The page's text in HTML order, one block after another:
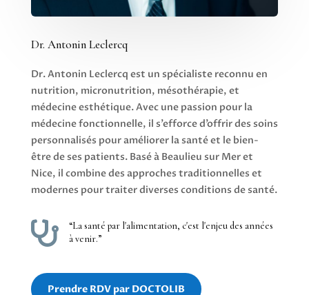
Dr. Antonin Leclercq
Dr. Antonin Leclercq est un spécialiste reconnu en
nutrition, micronutrition, mésothérapie, et
médecine esthétique. Avec une passion pour la
médecine fonctionnelle, il s’efforce d’offrir des soins
personnalisés pour améliorer la santé et le bien-
être de ses patients. Basé à Beaulieu sur Mer et
Nice, il combine des approches traditionnelles et
modernes pour traiter diverses conditions de santé.

“La santé par l'alimentation, c'est l'enjeu des années
à venir.”
Prendre RDV par DOCTOLIB